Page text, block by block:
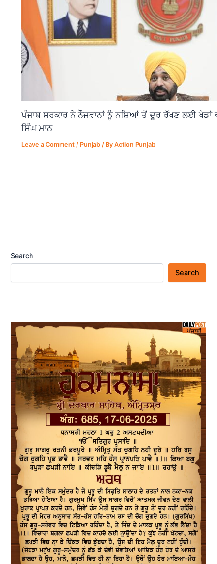
ਪੰਜਾਬ ਸਰਕਾਰ ਨੇ ਨੌਜਵਾਨਾਂ ਨੂੰ ਨਸ਼ਿਆਂ ਤੋਂ ਦੂਰ ਰੱਖਣ ਲਈ ਖੇਡਾਂ
ਸਿੰਘ ਮਾਨ
Leave a Comment / Punjab / ByAction Punjab
Search
Search